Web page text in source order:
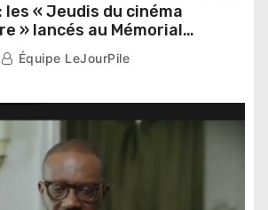
les « Jeudis du cinéma
» lancés au Mémorial
Équipe LeJourPile